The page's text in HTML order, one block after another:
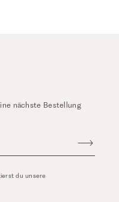
nächste Bestellung
du unsere